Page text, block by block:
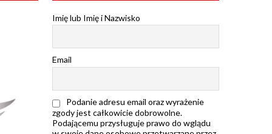
Imię lub Imię i Nazwisko
Email
Podanie adresu email oraz wyrażenie
zgody jest całkowicie dobrowolne.
Podającemu przysługuje prawo do wglądu